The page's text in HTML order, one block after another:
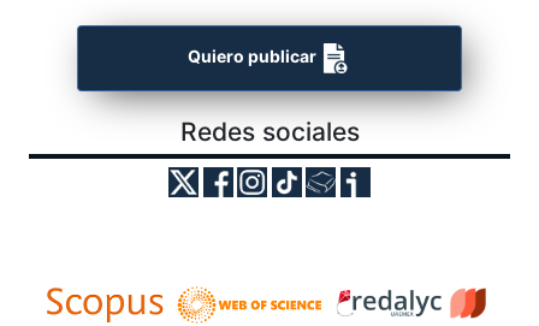
Quiero publicar
Redes sociales